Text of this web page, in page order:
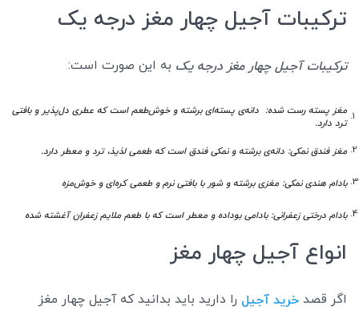
ترکیبات آجیل چهار مغز درجه یک
ترکیبات آجیل چهار مغز درجه یک به این صورت است:
مغز پسته رست شده: دانه‌ی پسته‌ای برشته و خوش‌طعم است که عطری دل‌پذیر و بافتی
ترد دارد.
مغز فندق نمکی: دانه‌ی برشته و نمکی فندق است که طعمی لذیذ، ترد و معطر دارد.
بادام هندی نمکی: مغزی برشته و شور با بافتی نرم و طعمی کره‌ای و خوش‌مزه
بادام درختی زعفرانی: بادامی بوداده و معطر است که با طعم ملایم زعفران آغشته شده
انواع آجیل چهار مغز
اگر قصد خرید آجیل را دارید باید بدانید که آجیل چهار مغز